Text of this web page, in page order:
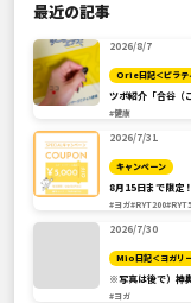
最近の記事
2026/8/7
Orie日記＜ピラテ
ツボ紹介「合谷（
#健康
2026/7/31
キャンペーン
8月15日まで限定
#ヨガ#RYT200
2026/7/30
Mio日記＜ヨガリ
※写真は後で）神
#ヨガ